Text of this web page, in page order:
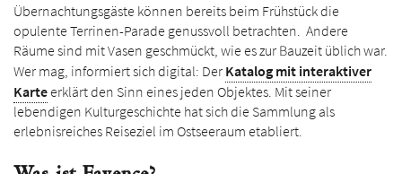
Übernachtungsgäste können bereits beim Frühstück die
opulente Terrinen-Parade genussvoll betrachten. Andere
Räume sind mit Vasen geschmückt, wie es zur Bauzeit üblich war.
Wer mag, informiert sich digital: Der Katalog mit inter­aktiver
Karteerklärt den Sinn eines jeden Objektes. Mit seiner
lebendigen Kultur­geschichte hat sich die Sammlung als
erlebnis­reiches Reiseziel im Ostsee­raum etabliert.